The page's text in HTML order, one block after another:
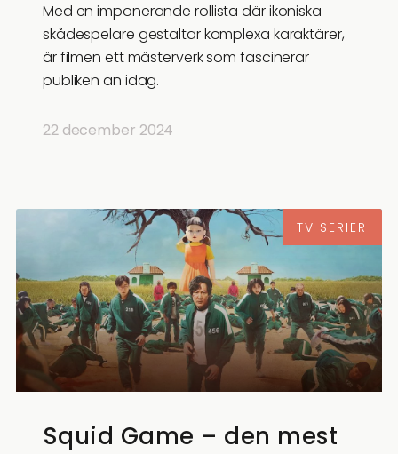
Med en imponerande rollista där ikoniska
skådespelare gestaltar komplexa karaktärer,
är filmen ett mästerverk som fascinerar
publiken än idag.
22 december 2024
TV SERIER
Squid Game – den mest